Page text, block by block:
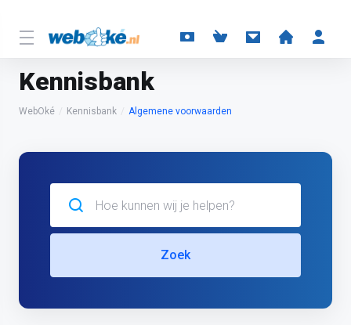
Kennisbank
WebOké Kennisbank Algemene voorwaarden
Zoek